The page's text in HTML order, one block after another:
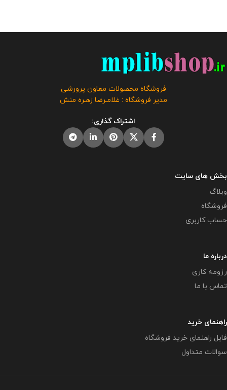
فروشگاه محصولات معاون پرورشی
مدیر فروشگاه : غلامـرضا زهـره منش
اشتراک گذاری:
بخش های سایت
وبلاگ
فروشگاه
حساب کاربری
درباره ما
رزومه کاری
تماس با ما
راهنمای خرید
فایل راهنمای خرید فروشگاه
سوالات متداول